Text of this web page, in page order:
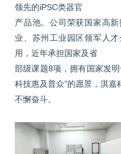
领先的iPSC类器官
产品池。公司荣获国家高
业、苏州工业园区领军人
用，近年承担国家及省
部级课题8项，拥有国家发
科技惠及普众”的愿景，淇
不懈奋斗。